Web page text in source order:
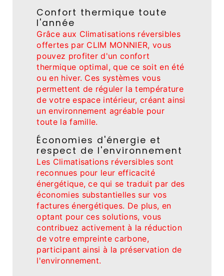
Confort thermique toute
l'année
Grâce aux Climatisations réversibles
offertes par CLIM MONNIER, vous
pouvez profiter d'un confort
thermique optimal, que ce soit en été
ou en hiver. Ces systèmes vous
permettent de réguler la température
de votre espace intérieur, créant ainsi
un environnement agréable pour
toute la famille.
Économies d'énergie et
respect de l'environnement
Les Climatisations réversibles sont
reconnues pour leur efficacité
énergétique, ce qui se traduit par des
économies substantielles sur vos
factures énergétiques. De plus, en
optant pour ces solutions, vous
contribuez activement à la réduction
de votre empreinte carbone,
participant ainsi à la préservation de
l'environnement.